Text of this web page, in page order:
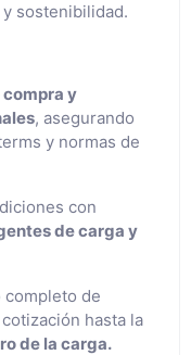
sostenibilidad.
y
, asegurando
y normas de
con
de carga y
de
hasta la
de la carga.